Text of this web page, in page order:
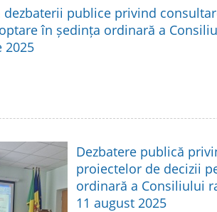
publice privind
în ședința ordinară a
2025
Dezbatere publică
proiectelor de decizii
ordinară a Consiliului
11 august 2025